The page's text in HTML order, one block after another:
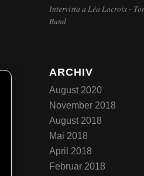
Intervista a Léa Lacroix -
Band
ARCHIV
August 2020
November 2018
August 2018
Mai 2018
April 2018
Februar 2018